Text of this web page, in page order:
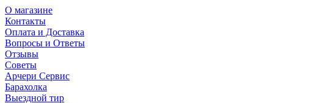
О магазине
Контакты
Оплата и Доставка
Вопросы и Ответы
Отзывы
Советы
Арчери Сервис
Барахолка
Выездной тир